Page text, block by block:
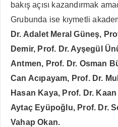
bakış açısı kazandırmak
Grubunda ise kıymetli
Dr. Adalet Meral Güneş,
Demir, Prof. Dr. Ayşegül
Antmen, Prof. Dr. Osman
Can Acıpayam, Prof. Dr.
Hasan Kaya, Prof. Dr.
Aytaç Eyüpoğlu, Prof. Dr.
Vahap Okan.